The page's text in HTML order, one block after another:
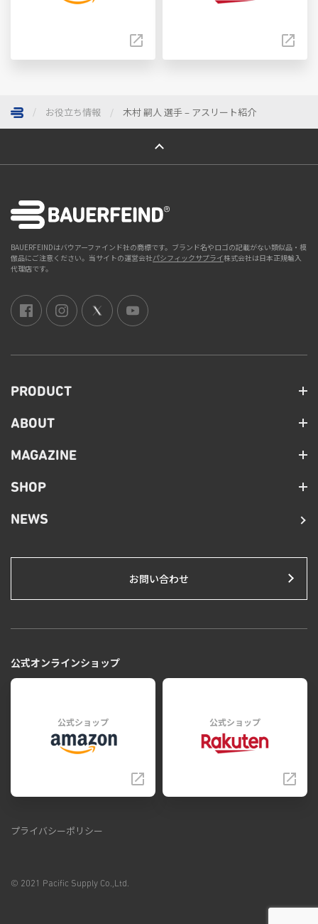
お役立ち情報 木村 嗣人 選手 – アスリート紹介
ページトップへ
BAUERFEINDはバウアーファインド社の商標です。ブランド名やロゴの記載がない類似品・模
倣品にご注意ください。当サイトの運営会社パシフィックサプライ株式会社は日本正規輸入
代理店です。
PRODUCT
ABOUT
MAGAZINE
SHOP
NEWS
お問い合わせ
公式オンラインショップ
公式ショップ 公式ショップ
プライバシーポリシー
© 2021 Pacific Supply Co.,Ltd.